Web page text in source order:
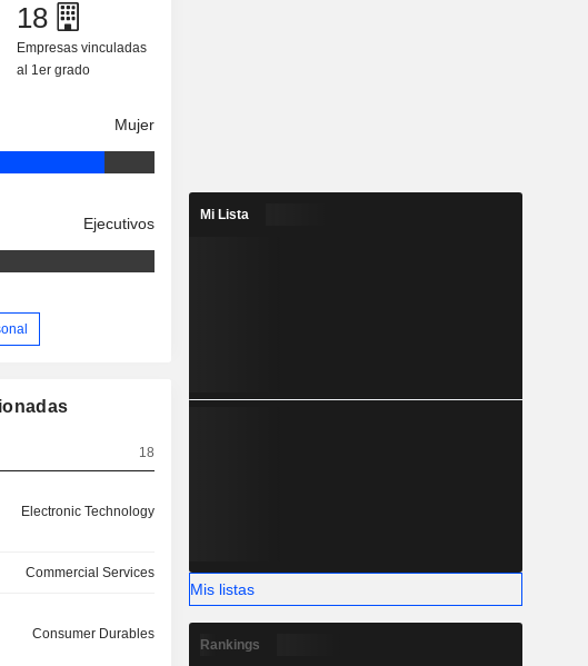
18
Empresas vinculadas
al 1er grado
Mujer
Ejecutivos
18
Electronic Technology
Commercial Services
Consumer Durables
Mi Lista
Mis listas
Rankings